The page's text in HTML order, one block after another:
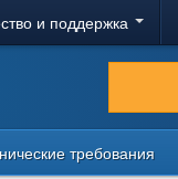
и поддержка
требования